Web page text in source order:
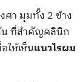
า มุมทั้ง 2 ข้าง
น ที่สำคัญคลินิก
ให้เห็นแนวไรผม